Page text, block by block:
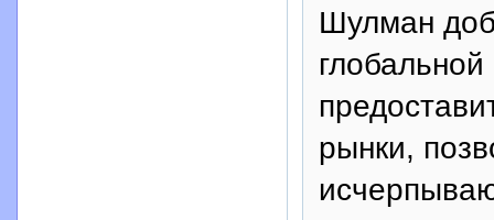
Шулман
рынки,